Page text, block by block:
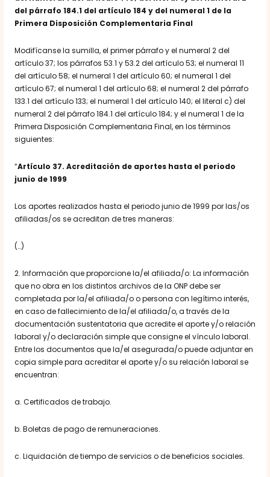
del párrafo 184.1 del artículo 184 y del numeral 1 de la
Primera Disposición Complementaria Final
Modifícanse la sumilla, el primer párrafo y el numeral 2 del
artículo 37; los párrafos 53.1 y 53.2 del artículo 53; el numeral 11
del artículo 58; el numeral 1 del artículo 60; el numeral 1 del
artículo 67; el numeral 1 del artículo 68; el numeral 2 del párrafo
133.1 del artículo 133; el numeral 1 del artículo 140; el literal c) del
numeral 2 del párrafo 184.1 del artículo 184; y el numeral 1 de la
Primera Disposición Complementaria Final, en los términos
siguientes:
“Artículo 37. Acreditación de aportes hasta el periodo
junio de 1999
Los aportes realizados hasta el periodo junio de 1999 por las/os
afiliadas/os se acreditan de tres maneras:
(…)
2. Información que proporcione la/el afiliada/o: La información
que no obra en los distintos archivos de la ONP debe ser
completada por la/el afiliada/o o persona con legítimo interés,
en caso de fallecimiento de la/el afiliada/o, a través de la
documentación sustentatoria que acredite el aporte y/o relación
laboral y/o declaración simple que consigne el vínculo laboral.
Entre los documentos que la/el asegurada/o puede adjuntar en
copia simple para acreditar el aporte y/o su relación laboral se
encuentran:
a. Certificados de trabajo.
b. Boletas de pago de remuneraciones.
c. Liquidación de tiempo de servicios o de beneficios sociales.